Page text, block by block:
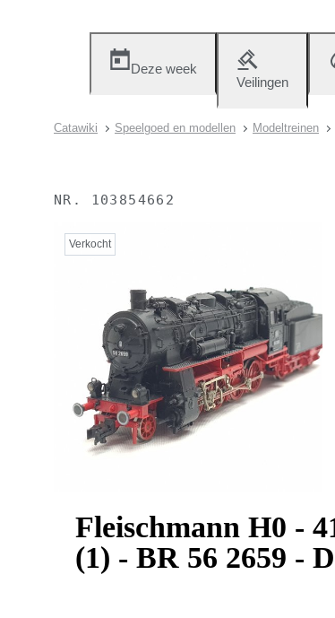
Deze week
Veilingen
Catawiki Speelgoed en modellen Modeltreinen
NR. 103854662
Verkocht
Fleischmann H0 -
(1) - BR 56 2659 -